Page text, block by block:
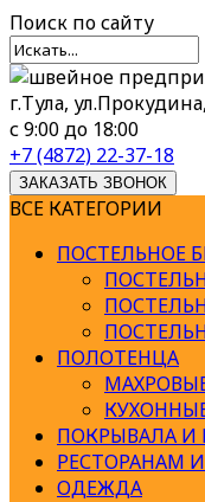
Поиск по сайту
г.Тула,
с 9:00 до 18:00
+7 (4872) 22-37-18
ЗАКАЗАТЬ ЗВОНОК
ВСЕ КАТЕГОРИИ
ПОСТЕЛЬНОЕ
ПОЛОТЕНЦА
ПОКРЫВАЛА И
РЕСТОРАНАМ
ОДЕЖДА